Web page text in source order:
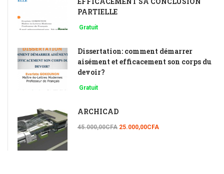
PARTIELLE
Gratuit
Dissertation: comment démarrer
aisément et efficacement son corps du
devoir?
Gratuit
ARCHICAD
45.000,00CFA 25.000,00CFA